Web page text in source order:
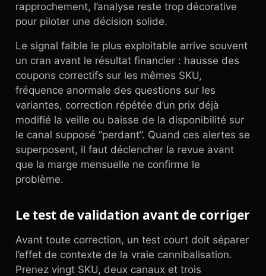
rapprochement, l’analyse reste trop décorative
pour piloter une décision solide.
Le signal faible le plus exploitable arrive souvent
un cran avant le résultat financier : hausse des
coupons correctifs sur les mêmes SKU,
fréquence anormale des questions sur les
variantes, correction répétée d’un prix déjà
modifié la veille ou baisse de la disponibilité sur
le canal supposé “perdant”. Quand ces alertes se
superposent, il faut déclencher la revue avant
que la marge mensuelle ne confirme le
problème.
Le test de validation avant de corriger
Avant toute correction, un test court doit séparer
l’effet de contexte de la vraie cannibalisation.
Prenez vingt SKU, deux canaux et trois